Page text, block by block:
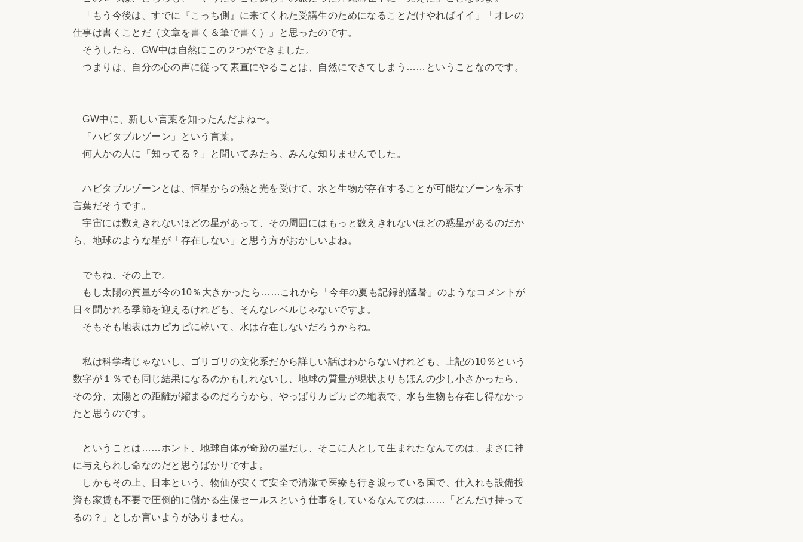
「もう今後は、すでに『こっち側』に来てくれた受講生のためになることだけやればイイ」「オレの
仕事は書くことだ（文章を書く＆筆で書く）」と思ったのです。
そうしたら、GW中は自然にこの２つができました。
つまりは、自分の心の声に従って素直にやることは、自然にできてしまう……ということなのです。
GW中に、新しい言葉を知ったんだよね〜。
「ハビタブルゾーン」という言葉。
何人かの人に「知ってる？」と聞いてみたら、みんな知りませんでした。
ハビタブルゾーンとは、恒星からの熱と光を受けて、水と生物が存在することが可能なゾーンを示す
言葉だそうです。
宇宙には数えきれないほどの星があって、その周囲にはもっと数えきれないほどの惑星があるのだか
ら、地球のような星が「存在しない」と思う方がおかしいよね。
でもね、その上で。
もし太陽の質量が今の10％大きかったら……これから「今年の夏も記録的猛暑」のようなコメントが
日々聞かれる季節を迎えるけれども、そんなレベルじゃないですよ。
そもそも地表はカピカピに乾いて、水は存在しないだろうからね。
私は科学者じゃないし、ゴリゴリの文化系だから詳しい話はわからないけれども、上記の10％という
数字が１％でも同じ結果になるのかもしれないし、地球の質量が現状よりもほんの少し小さかったら、
その分、太陽との距離が縮まるのだろうから、やっぱりカピカピの地表で、水も生物も存在し得なかっ
たと思うのです。
ということは……ホント、地球自体が奇跡の星だし、そこに人として生まれたなんてのは、まさに神
に与えられし命なのだと思うばかりですよ。
しかもその上、日本という、物価が安くて安全で清潔で医療も行き渡っている国で、仕入れも設備投
資も家賃も不要で圧倒的に儲かる生保セールスという仕事をしているなんてのは……「どんだけ持って
るの？」としか言いようがありません。